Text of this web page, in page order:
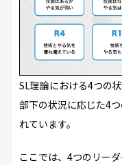
SL理論における4つの
部下の状況に応じた4
れています。
ここでは、4つのリー